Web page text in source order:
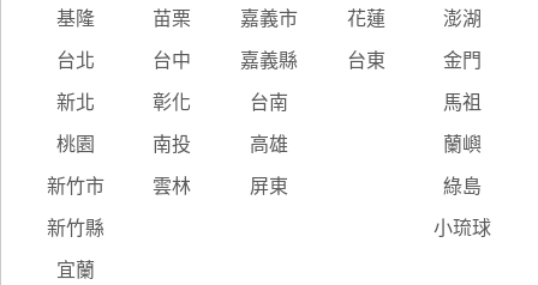
基隆 苗栗 嘉義市 花蓮 澎湖
台北 台中 嘉義縣 台東 金門
新北 彰化 台南 馬祖
桃園 南投 高雄 蘭嶼
新竹市 雲林 屏東 綠島
新竹縣 小琉球
宜蘭